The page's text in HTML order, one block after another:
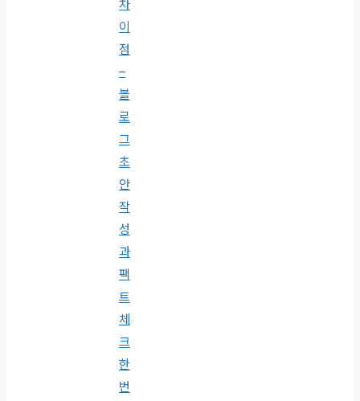
차
이
점
–
블
로
그
초
안
작
성
과
팩
트
체
크
한
번